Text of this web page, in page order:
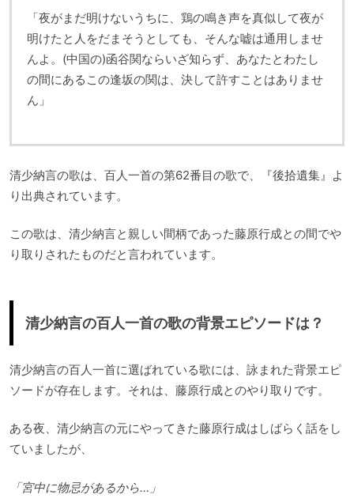
「夜がまだ明けないうちに、鶏の鳴き声を真似して夜が
明けたと人をだまそうとしても、そんな嘘は通用しませ
んよ。(中国の)函谷関ならいざ知らず、あなたとわたし
の間にあるこの逢坂の関は、決して許すことはありませ
ん」
清少納言の歌は、百人一首の第62番目の歌で、『後拾遺集』よ
り出典されています。
この歌は、清少納言と親しい間柄であった藤原行成との間でや
り取りされたものだと言われています。
清少納言の百人一首の歌の背景エピソードは？
清少納言の百人一首に選ばれている歌には、詠まれた背景エピ
ソードが存在します。それは、藤原行成とのやり取りです。
ある夜、清少納言の元にやってきた藤原行成はしばらく話をし
ていましたが、
「宮中に物忌があるから…」